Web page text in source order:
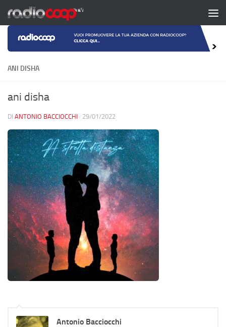
Salta al contenuto
ANI DISHA
ani disha
DI ANTONIO BACCIOCCHI · 29/01/2022
Antonio Bacciocchi